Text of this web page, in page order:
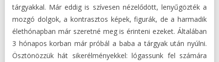
tárgyakkal. Már eddig is szívesen nézelődött, lenyűgözték a
mozgó dolgok, a kontrasztos képek, figurák, de a harmadik
élethónapban már szeretné meg is érinteni ezeket. Általában
3 hónapos korban már próbál a baba a tárgyak után nyúlni.
Ösztönözzük hát sikerélményekkel: lógassunk fel számára